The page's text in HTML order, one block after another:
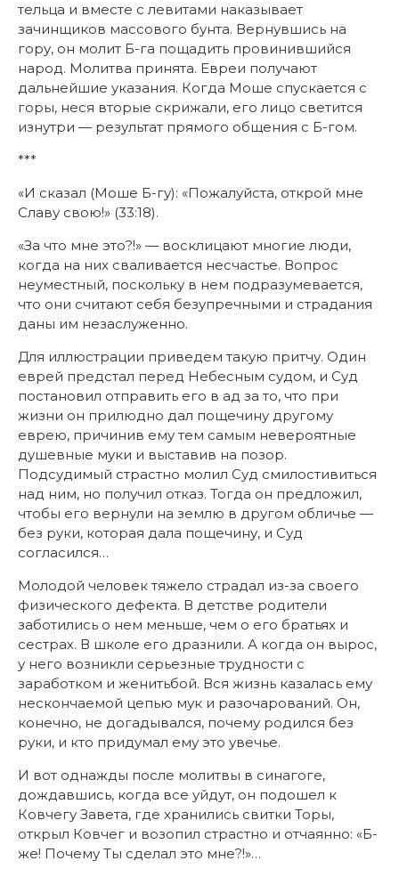
тельца и вместе с левитами наказывает
зачинщиков массового бунта. Вернувшись на
гору, он молит Б-га пощадить провинившийся
народ. Молитва принята. Евреи получают
дальнейшие указания. Когда Моше спускается с
горы, неся вторые скрижали, его лицо светится
изнутри — результат прямого общения с Б-гом.
***
«И сказал (Моше Б-гу): «Пожалуйста, открой мне
Славу свою!» (33:18).
«За что мне это?!» — восклицают многие люди,
когда на них сваливается несчастье. Вопрос
неуместный, поскольку в нем подразумевается,
что они считают себя безупречными и страдания
даны им незаслуженно.
Для иллюстрации приведем такую притчу. Один
еврей предстал перед Небесным судом, и Суд
постановил отправить его в ад за то, что при
жизни он прилюдно дал пощечину другому
еврею, причинив ему тем самым невероятные
душевные муки и выставив на позор.
Подсудимый страстно молил Суд смилостивиться
над ним, но получил отказ. Тогда он предложил,
чтобы его вернули на землю в другом обличье —
без руки, которая дала пощечину, и Суд
согласился…
Молодой человек тяжело страдал из-за своего
физического дефекта. В детстве родители
заботились о нем меньше, чем о его братьях и
сестрах. В школе его дразнили. А когда он вырос,
у него возникли серьезные трудности с
заработком и женитьбой. Вся жизнь казалась ему
нескончаемой цепью мук и разочарований. Он,
конечно, не догадывался, почему родился без
руки, и кто придумал ему это увечье.
И вот однажды после молитвы в синагоге,
дождавшись, когда все уйдут, он подошел к
Ковчегу Завета, где хранились свитки Торы,
открыл Ковчег и возопил страстно и отчаянно: «Б-
же! Почему Ты сделал это мне?!»…